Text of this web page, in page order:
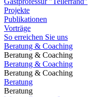
Projekte
Publikationen
Vorträge
So erreichen Sie uns
Beratung & Coaching
Beratung & Coaching
Beratung & Coaching
Beratung & Coaching
Beratung
Beratung